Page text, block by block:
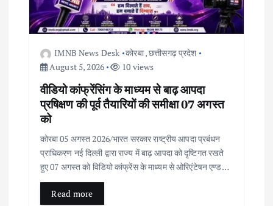
g
IMNB News Desk कोरबा,छत्तीसगढ़ प्रदेश
August 5, 2026
10 views
वीडियो कांफ्रेंसिंग के माध्यम से बाढ़ आपदा
प्रषिक्षण की पूर्व तैयारियों की समीक्षा 07 अगस्त
को
कोरबा 05 अगस्त 2026/भारत सरकार राष्ट्रीय आपदा प्रबंधन
प्राधिकरण नई दिल्ली द्वारा राज्य में बाढ़ आपदा को दृष्टिगत रखते
हुए 07 अगस्त को विडियो कांफ्रेंस के माध्यम से ओरिएंटेषन एण्ड…
Read more